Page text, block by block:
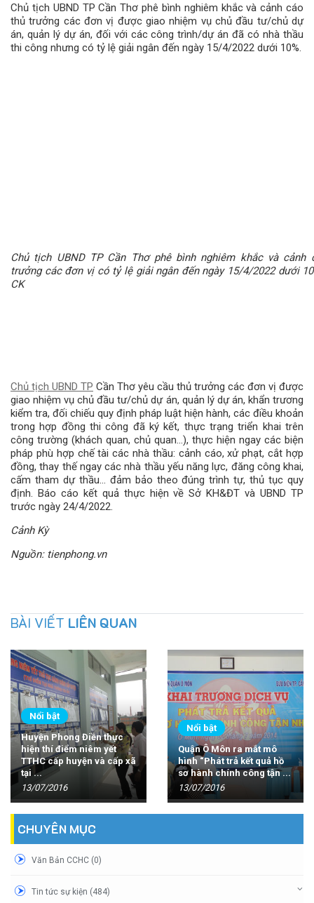
Chủ tịch UBND TP Cần Thơ phê bình nghiêm khắc và cảnh cáo
thủ trưởng các đơn vị được giao nhiệm vụ chủ đầu tư/chủ dự
án, quản lý dự án, đối với các công trình/dự án đã có nhà thầu
thi công nhưng có tỷ lệ giải ngân đến ngày 15/4/2022 dưới 10%.
Chủ tịch UBND TP Cần Thơ phê bình nghiêm khắc và cảnh
trưởng các đơn vị có tỷ lệ giải ngân đến ngày 15/4/2022 dưới
CK
Chủ tịch UBND TP Cần Thơ yêu cầu thủ trưởng các đơn vị được
giao nhiệm vụ chủ đầu tư/chủ dự án, quản lý dự án, khẩn trương
kiểm tra, đối chiếu quy định pháp luật hiện hành, các điều khoản
trong hợp đồng thi công đã ký kết, thực trạng triển khai trên
công trường (khách quan, chủ quan...), thực hiện ngay các biện
pháp phù hợp chế tài các nhà thầu: cảnh cáo, xử phạt, cắt hợp
đồng, thay thế ngay các nhà thầu yếu năng lực, đăng công khai,
cấm tham dự thầu... đảm bảo theo đúng trình tự, thủ tục quy
định. Báo cáo kết quả thực hiện về Sở KH&ĐT và UBND TP
trước ngày 24/4/2022.
Cảnh Kỳ
Nguồn: tienphong.vn
BÀI VIẾT LIÊN QUAN
Nổi bật
Huyện Phong Điền thực
hiện thí điểm niêm yết
TTHC cấp huyện và cấp xã
tại ...
13/07/2016
Nổi bật
Quận Ô Môn ra mắt mô
hình “Phát trả kết quả hồ
sơ hành chính công tận ...
13/07/2016
CHUYÊN MỤC
Văn Bản CCHC (0)
Tin tức sự kiện (484)